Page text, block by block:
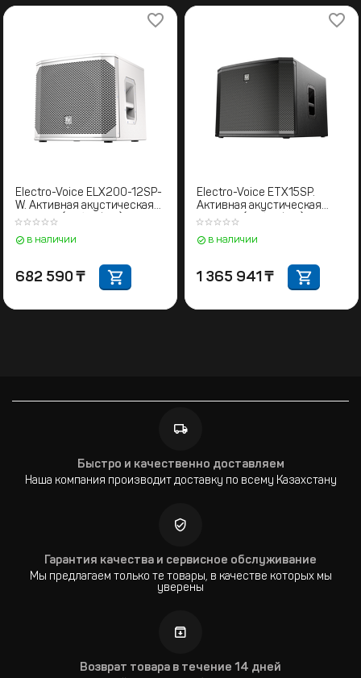
Electro-Voice ELX200-12SP-
W. Активная акустическая
система (Сабвуфер)
в наличии
682 590 ₸
Electro-Voice ETX15SP.
Активная акустическая
система (Сабвуфер)
в наличии
1 365 941 ₸
Быстро и качественно доставляем
Наша компания производит доставку по всему Казахстану
Гарантия качества и сервисное обслуживание
Мы предлагаем только те товары, в качестве которых мы
уверены
Возврат товара в течение 14 дней